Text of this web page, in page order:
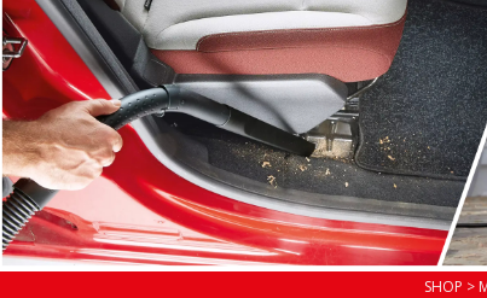
SHOP >